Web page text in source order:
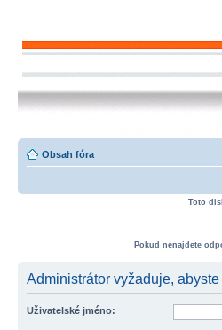
Obsah fóra
Toto
Pokud nenajdete
Administrátor vyžaduje,
Uživatelské jméno: